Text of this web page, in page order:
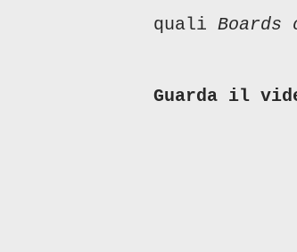
quali Boards
Guarda il